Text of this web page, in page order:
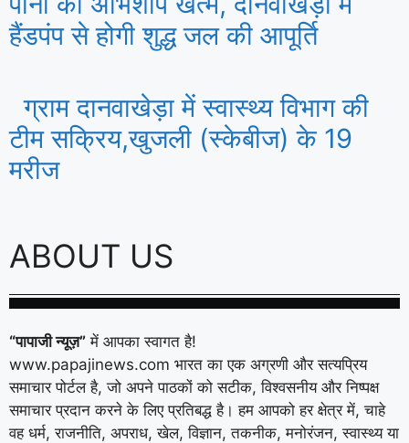
हैंडपंप से होगी शुद्ध जल की आपूर्ति
ग्राम दानवाखेड़ा में स्वास्थ्य विभाग की
टीम सक्रिय,खुजली (स्केबीज) के 19
मरीज
ABOUT US
“पापाजी न्यूज़” में आपका स्वागत है!
www.papajinews.com भारत का एक अग्रणी और सत्यप्रिय
समाचार पोर्टल है, जो अपने पाठकों को सटीक, विश्वसनीय और निष्पक्ष
समाचार प्रदान करने के लिए प्रतिबद्ध है। हम आपको हर क्षेत्र में, चाहे
वह धर्म, राजनीति, अपराध, खेल, विज्ञान, तकनीक, मनोरंजन, स्वास्थ्य या